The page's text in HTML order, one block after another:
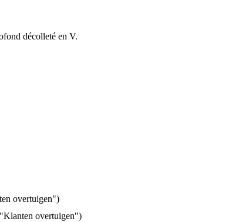
décolleté en V.
overtuigen")
overtuigen")